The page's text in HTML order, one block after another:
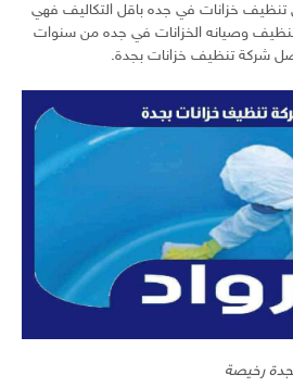
تنظيف خزانات في جده باقل التكاليف فهي
وصيانه الخزانات في جده من سنوات
شركة تنظيف خزانات بجدة.
رخيصة